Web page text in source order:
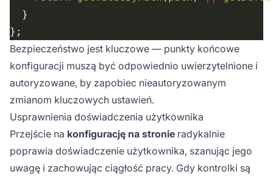
Bezpieczeństwo jest kluczowe — punkty końcowe
konfiguracji muszą być odpowiednio uwierzytelnione i
autoryzowane, by zapobiec nieautoryzowanym
zmianom kluczowych ustawień.
Usprawnienia doświadczenia użytkownika
Przejście na konfigurację na stronie radykalnie
poprawia doświadczenie użytkownika, szanując jego
uwagę i zachowując ciągłość pracy. Gdy kontrolki są